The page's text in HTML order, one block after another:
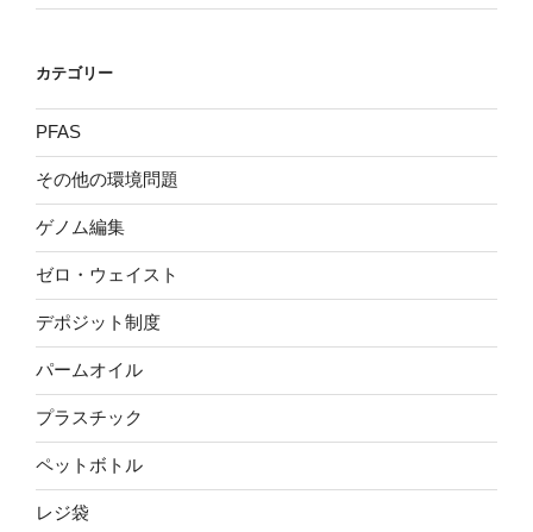
カテゴリー
PFAS
その他の環境問題
ゲノム編集
ゼロ・ウェイスト
デポジット制度
パームオイル
プラスチック
ペットボトル
レジ袋